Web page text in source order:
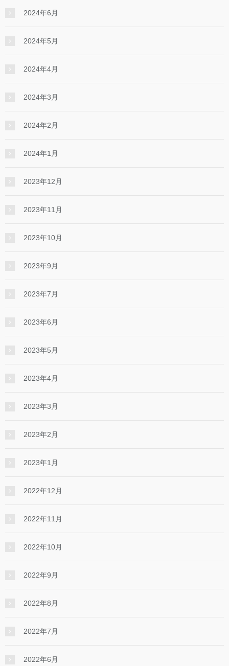
2024年6月
2024年5月
2024年4月
2024年3月
2024年2月
2024年1月
2023年12月
2023年11月
2023年10月
2023年9月
2023年7月
2023年6月
2023年5月
2023年4月
2023年3月
2023年2月
2023年1月
2022年12月
2022年11月
2022年10月
2022年9月
2022年8月
2022年7月
2022年6月